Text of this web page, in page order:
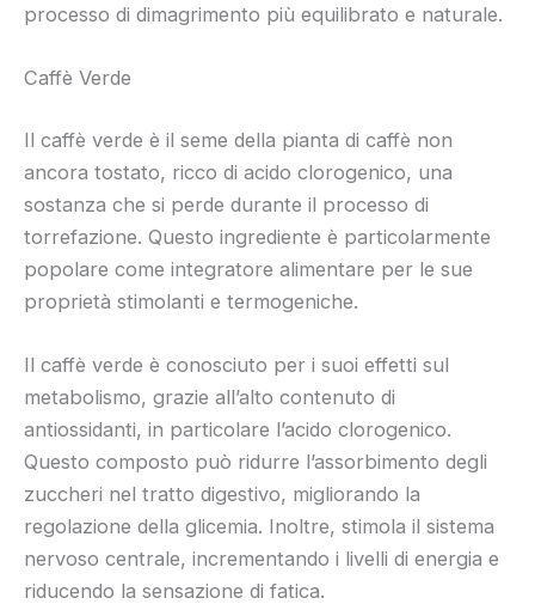
processo di dimagrimento più equilibrato e naturale.
Caffè Verde
Il caffè verde è il seme della pianta di caffè non
ancora tostato, ricco di acido clorogenico, una
sostanza che si perde durante il processo di
torrefazione. Questo ingrediente è particolarmente
popolare come integratore alimentare per le sue
proprietà stimolanti e termogeniche.
Il caffè verde è conosciuto per i suoi effetti sul
metabolismo, grazie all’alto contenuto di
antiossidanti, in particolare l’acido clorogenico.
Questo composto può ridurre l’assorbimento degli
zuccheri nel tratto digestivo, migliorando la
regolazione della glicemia. Inoltre, stimola il sistema
nervoso centrale, incrementando i livelli di energia e
riducendo la sensazione di fatica.